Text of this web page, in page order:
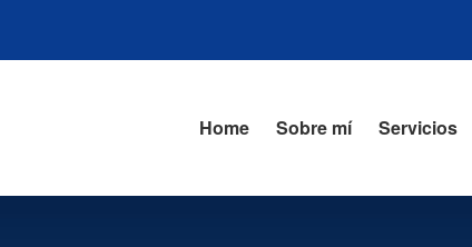
Home Sobre mí Servicios